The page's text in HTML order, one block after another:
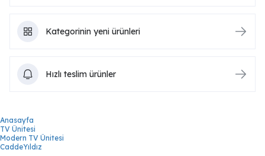
Kategorinin yeni ürünleri
Hızlı teslim ürünler
Anasayfa
TV Ünitesi
Modern TV Ünitesi
CaddeYıldız